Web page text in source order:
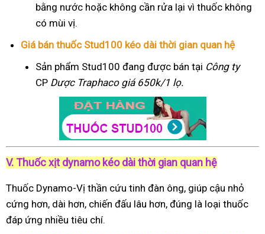
bằng nước hoặc không cần rửa lại vì thuốc không
có mùi vị.
Giá bán thuốc Stud100 kéo dài thời gian quan hệ
Sản phẩm Stud100 đang được bán tại Công ty
CP Dược Traphacogiá 650k/1 lọ.
V. Thuốc xịt dynamo kéo dài thời gian quan hệ
Thuốc Dynamo-Vị thần cứu tinh đàn ông, giúp cậu nhỏ
cứng hơn, dài hơn, chiến đấu lâu hơn, đúng là loại thuốc
đáp ứng nhiều tiêu chí.